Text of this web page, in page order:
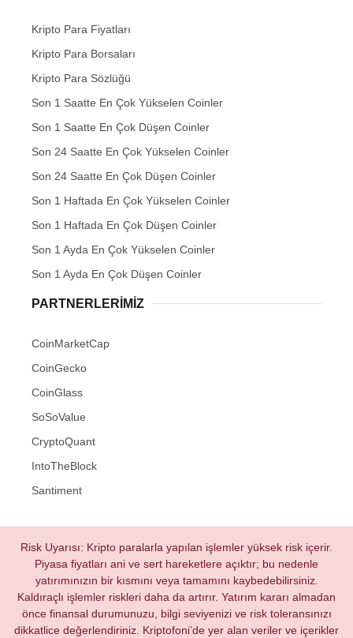
Kripto Para Fiyatları
Kripto Para Borsaları
Kripto Para Sözlüğü
Son 1 Saatte En Çok Yükselen Coinler
Son 1 Saatte En Çok Düşen Coinler
Son 24 Saatte En Çok Yükselen Coinler
Son 24 Saatte En Çok Düşen Coinler
Son 1 Haftada En Çok Yükselen Coinler
Son 1 Haftada En Çok Düşen Coinler
Son 1 Ayda En Çok Yükselen Coinler
Son 1 Ayda En Çok Düşen Coinler
PARTNERLERIMIZ
CoinMarketCap
CoinGecko
CoinGlass
SoSoValue
CryptoQuant
IntoTheBlock
Santiment
Risk Uyarısı: Kripto paralarla yapılan işlemler yüksek risk içerir.
Piyasa fiyatları ani ve sert hareketlere açıktır; bu nedenle
yatırımınızın bir kısmını veya tamamını kaybedebilirsiniz.
Kaldıraçlı işlemler riskleri daha da artırır. Yatırım kararı almadan
önce finansal durumunuzu, bilgi seviyenizi ve risk toleransınızı
dikkatlice değerlendiriniz. Kriptofoni’de yer alan veriler ve içerikler